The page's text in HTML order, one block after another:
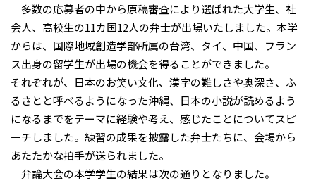
多数の応募者の中から原稿審査により選ばれた大学生、社
会人、高校生の11カ国12人の弁士が出場いたしました。本学
からは、国際地域創造学部所属の台湾、タイ、中国、フラン
ス出身の留学生が出場の機会を得ることができました。
それぞれが、日本のお笑い文化、漢字の難しさや奥深さ、ふ
るさとと呼べるようになった沖縄、日本の小説が読めるよう
になるまでをテーマに経験や考え、感じたことについてスピ
ーチしました。練習の成果を披露した弁士たちに、会場から
あたたかな拍手が送られました。
弁論大会の本学学生の結果は次の通りとなりました。